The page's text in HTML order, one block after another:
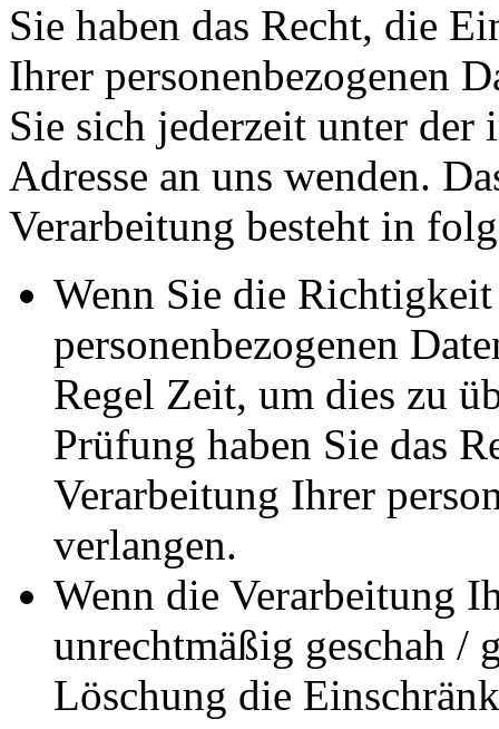
Sie haben das Recht, die
Ihrer personenbezogenen
Sie sich jederzeit unter der
Adresse an uns wenden.
Verarbeitung besteht in
Wenn Sie die
personenbezogenen
Regel Zeit, um dies zu
Prüfung haben Sie das
Verarbeitung Ihrer
verlangen.
Wenn die Verarbeitung
unrechtmäßig geschah /
Löschung die